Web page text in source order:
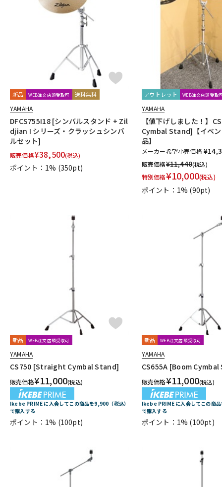
新品 WEB注文店頭受取可 送料無料
YAMAHA
DFCS755I18 [シンバルスタンド + Zil
djian I シリーズ・クラッシュシンバ
ルセット]
販売価格¥38,500(税込)
ポイント：1% (350pt)
アウトレット WEB注文店頭受取
YAMAHA
【値下げしました！】
Cymbal Stand]【イベ
品】
メーカー希望小売価格
販売価格¥11,440(税込)
特別価格¥10,000(税込)
ポイント：1% (90pt)
新品 WEB注文店頭受取可
YAMAHA
CS750 [Straight Cymbal Stand]
販売価格¥11,000(税込)
Ikebe PRIME に入会してこの商品を9,900（税込）
で購入する
ポイント：1% (100pt)
新品 WEB注文店頭受取可
YAMAHA
CS655A [Boom
販売価格¥11,000(税込)
Ikebe PRIME に入会してこの商
で購入する
ポイント：1% (100pt)